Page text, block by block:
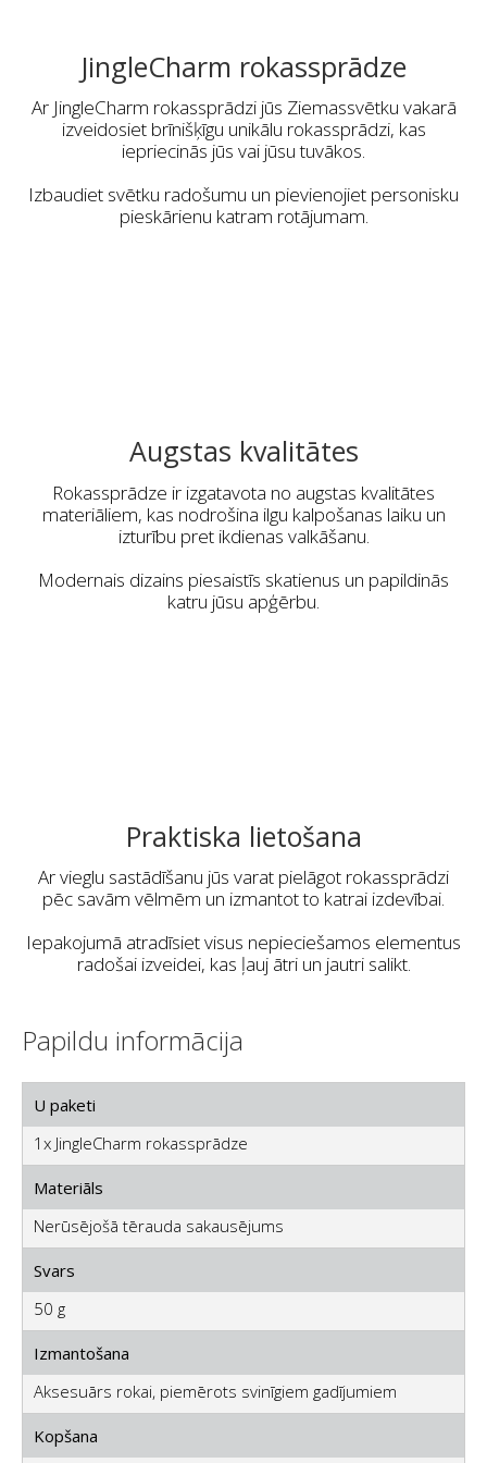
JingleCharm rokassprādze
Ar JingleCharm rokassprādzi jūs Ziemassvētku vakarā
izveidosiet brīnišķīgu unikālu rokassprādzi, kas
iepriecinās jūs vai jūsu tuvākos.
Izbaudiet svētku radošumu un pievienojiet personisku
pieskārienu katram rotājumam.
Augstas kvalitātes
Rokassprādze ir izgatavota no augstas kvalitātes
materiāliem, kas nodrošina ilgu kalpošanas laiku un
izturību pret ikdienas valkāšanu.
Modernais dizains piesaistīs skatienus un papildinās
katru jūsu apģērbu.
Praktiska lietošana
Ar vieglu sastādīšanu jūs varat pielāgot rokassprādzi
pēc savām vēlmēm un izmantot to katrai izdevībai.
Iepakojumā atradīsiet visus nepieciešamos elementus
radošai izveidei, kas ļauj ātri un jautri salikt.
Papildu informācija
U paketi
1x JingleCharm rokassprādze
Materiāls
Nerūsējošā tērauda sakausējums
Svars
50 g
Izmantošana
Aksesuārs rokai, piemērots svinīgiem gadījumiem
Kopšana